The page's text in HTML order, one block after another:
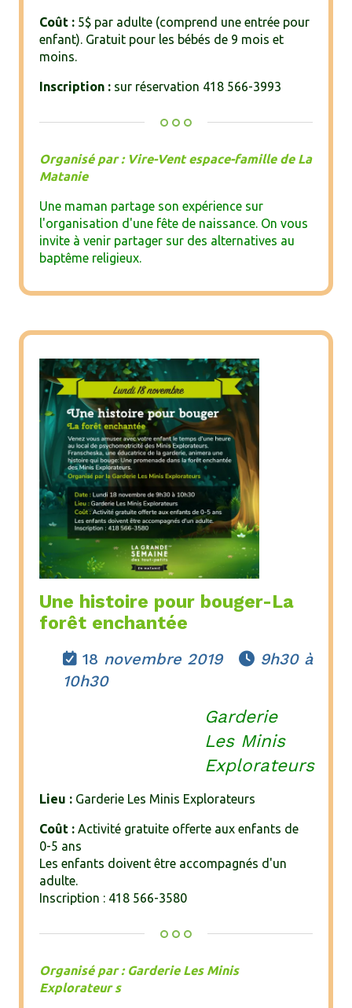
Coût :5$ par adulte (comprend une entrée pour
enfant). Gratuit pour les bébés de 9 mois et
moins.
Inscription : sur réservation 418 566-3993
Organisé par : Vire-Vent espace-famille de La
Matanie
Une maman partage son expérience sur
l'organisation d'une fête de naissance. On vous
invite à venir partager sur des alternatives au
baptême religieux.
Une histoire pour bouger-La
forêt enchantée
18 novembre 2019 9h30 à
10h30
Garderie
Les Minis
Explorateurs
Lieu :Garderie Les Minis Explorateurs
Coût :Activité gratuite offerte aux enfants de
0-5 ans
Les enfants doivent être accompagnés d'un
adulte.
Inscription : 418 566-3580
Organisé par : Garderie Les Minis
Explorateur s